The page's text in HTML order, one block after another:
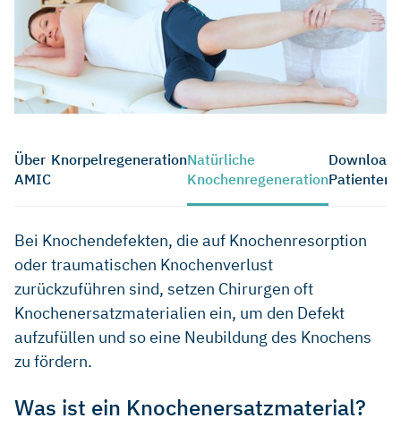
Über
AMIC
KnorpelregenerationNatürliche
Knochenregeneration
Downloads
Patienten
Bei Knochendefekten, die auf Knochenresorption
oder traumatischen Knochenverlust
zurückzuführen sind, setzen Chirurgen oft
Knochenersatzmaterialien ein, um den Defekt
aufzufüllen und so eine Neubildung des Knochens
zu fördern.
Was ist ein Knochenersatzmaterial?